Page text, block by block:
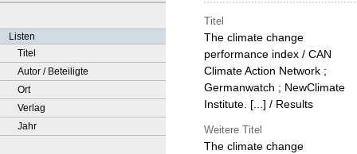
Listen
Titel
Autor / Beteiligte
Ort
Verlag
Jahr
Titel
The climate change
performance index / CAN
Climate Action Network ;
Germanwatch ; NewClimate
Institute. [...] / Results
Weitere Titel
The climate change